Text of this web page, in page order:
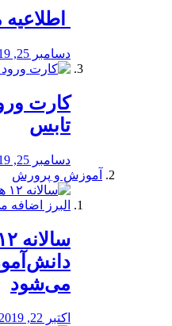
دسامبر 25, 2019
کارت
تابس
دسامبر 25, 2019
آموزش و پرورش
می‌شود
اکتبر 22, 2019